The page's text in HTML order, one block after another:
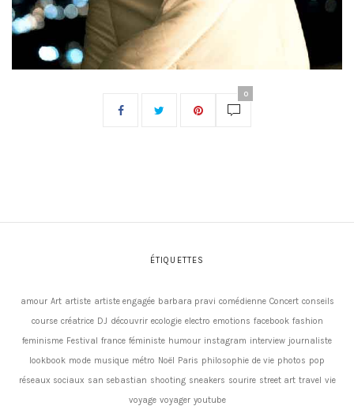
0
ÉTIQUETTES
amour Art artiste artiste engagée barbara pravi comédienne Concert conseils
course créatrice DJ découvrir ecologie electro emotions facebook fashion
feminisme Festival france féministe humour instagram interview journaliste
lookbook mode musique métro Noël Paris philosophie de vie photos pop
réseaux sociaux san sebastian shooting sneakers sourire street art travel vie
voyage voyager youtube